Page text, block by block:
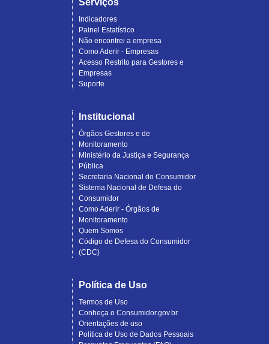
Serviços
Indicadores
Painel Estatístico
Não encontrei a empresa
Como Aderir - Empresas
Acesso Restrito para Gestores e
Empresas
Suporte
Institucional
Órgãos Gestores e de
Monitoramento
Ministério da Justiça e Segurança
Pública
Secretaria Nacional do Consumidor
Sistema Nacional de Defesa do
Consumidor
Como Aderir - Órgãos de
Monitoramento
Quem Somos
Código de Defesa do Consumidor
(CDC)
Política de Uso
Termos de Uso
Conheça o Consumidor.gov.br
Orientações de uso
Política de Uso de Dados Pessoais